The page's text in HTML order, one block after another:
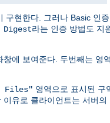
구현한다. 그러나 Basic 인
Digest라는 인증 방법도 지
에 보여준다. 두번째는 영
Files" 영역으로 표시된 구
유로 클라이언트는 서버의